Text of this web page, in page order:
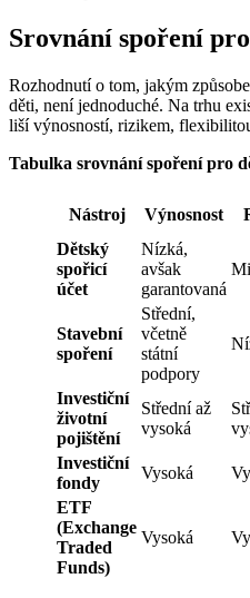
Srovnání spoření
Rozhodnutí o tom, jakým
děti, není jednoduché. Na trhu
liší výnosností, rizikem,
Tabulka srovnání spoření pro
Nástroj Výnosnost
Dětský
spořicí
účet
Nízká,
avšak
garantovaná
Stavební
spoření
Střední,
včetně
státní
podpory
Investiční
životní
pojištění
Střední až
vysoká
Investiční
fondy
Vysoká
ETF
(Exchange
Traded
Funds)
Vysoká